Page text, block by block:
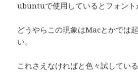
ubuntuで使用しているとフォント
どうやらこの現象はMacとかでは
い。
これさえなければと色々試してい